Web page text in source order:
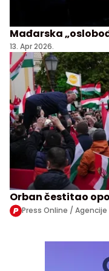
Mađarska
13. Apr 2026.
Orban čestitao
Press Online /